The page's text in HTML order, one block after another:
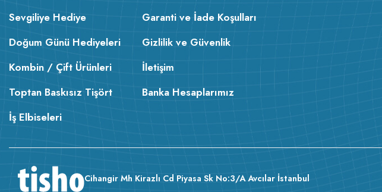
Sevgiliye Hediye
Doğum Günü Hediyeleri
Kombin / Çift Ürünleri
Toptan Baskısız Tişört
İş Elbiseleri
Garanti ve İade Koşulları
Gizlilik ve Güvenlik
İletişim
Banka Hesaplarımız
Cihangir Mh Kirazlı Cd Piyasa Sk No:3/A Avcılar İstanbul